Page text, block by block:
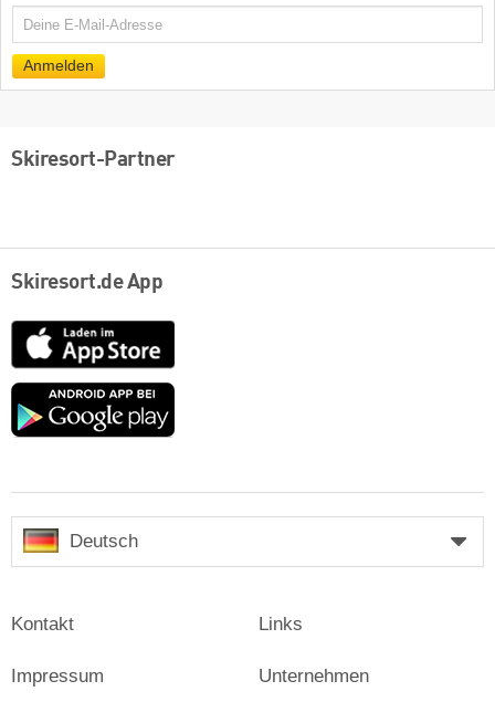
E-
Anmelden
Skiresort-Partner
Skiresort.de App
App
Store
Google
Deutsch
Kontakt
Impressum
Links
Unternehmen